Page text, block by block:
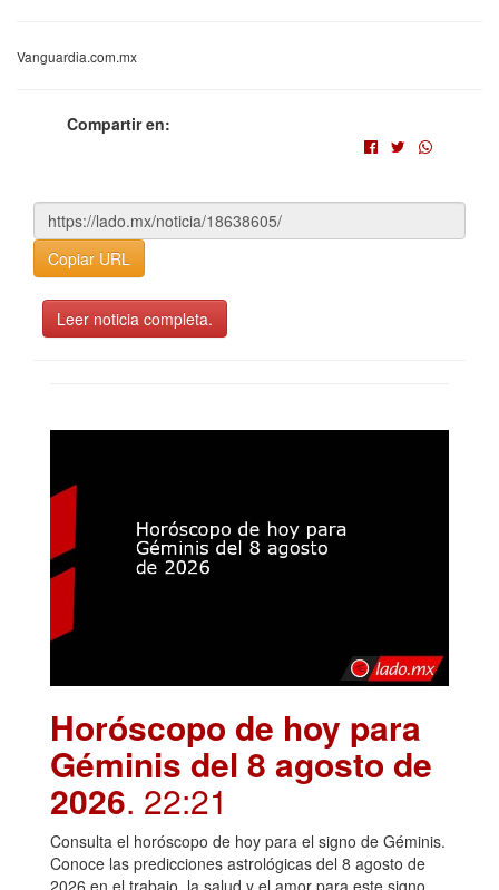
Vanguardia.com.mx
Compartir en:
Copiar URL
Leer noticia completa.
Horóscopo de hoy para
Géminis del 8 agosto de
2026. 22:21
Consulta el horóscopo de hoy para el signo de Géminis.
Conoce las predicciones astrológicas del 8 agosto de